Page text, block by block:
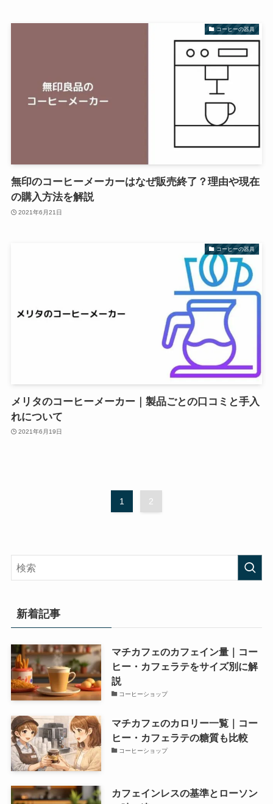
コーヒーの器具
無印のコーヒーメーカーはなぜ販売終了？理由や現在
の購入方法を解説
2021年6月21日
コーヒーの器具
メリタのコーヒーメーカー｜製品ごとの口コミと手入
れについて
2021年6月19日
1 2
新着記事
マチカフェのカフェイン量｜コー
ヒー・カフェラテをサイズ別に解
説
コーヒーショップ
マチカフェのカロリー一覧｜コー
ヒー・カフェラテの糖質も比較
コーヒーショップ
カフェインレスの基準とローソン